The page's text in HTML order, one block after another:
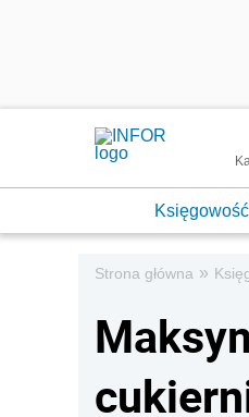
Księgowość
Strona główna »